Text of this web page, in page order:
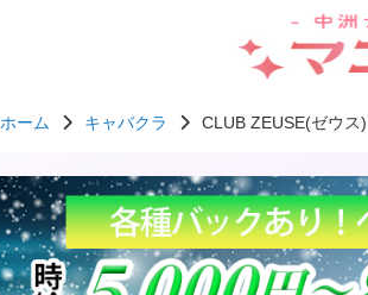
ホーム キャバクラ CLUB ZEUSE(ゼウス)